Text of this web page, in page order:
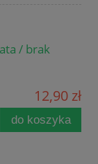
/ brak
12,90 zł
do koszyka